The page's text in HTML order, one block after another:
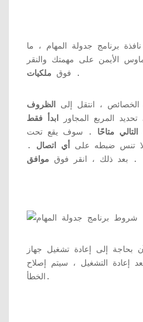
برنامج جدولة المهام ، ما
الأيمن على مهمتك والنقر
فوق ملكيات .
، انتقل إلى الظروف
المربع المجاور ابدأ فقط
متاحًا . سوف يقع تحت
تنس ضبطه على أي اتصال .
بعد ذلك ، انقر فوق موافق .
بحاجة إلى إعادة تشغيل جهاز
إعادة التشغيل ، سيتم إصلاح
الخطأ.